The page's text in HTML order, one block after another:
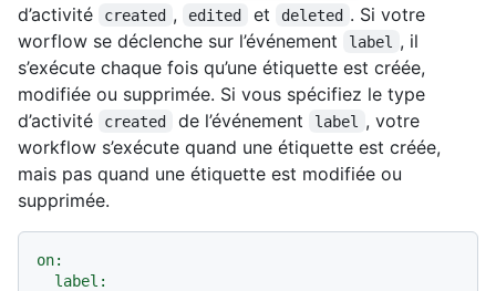
d’activité
created , edited et deleted . Si votre
worflow se déclenche sur l’événement
label
, il
s’exécute chaque fois qu’une étiquette est créée,
modifiée ou supprimée. Si vous spécifiez le type
d’activité
created de l’événement label
, votre
workflow s’exécute quand une étiquette est créée,
mais pas quand une étiquette est modifiée ou
supprimée.
on:
label: